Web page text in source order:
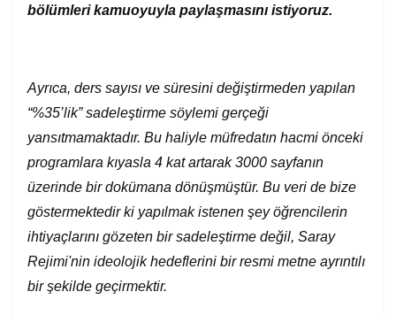
bölümleri kamuoyuyla paylaşmasını istiyoruz.
Ayrıca, ders sayısı ve süresini değiştirmeden yapılan
“%35’lik” sadeleştirme söylemi gerçeği
yansıtmamaktadır. Bu haliyle müfredatın hacmi önceki
programlara kıyasla 4 kat artarak 3000 sayfanın
üzerinde bir dokümana dönüşmüştür. Bu veri de bize
göstermektedir ki yapılmak istenen şeyöğrencilerin
ihtiyaçlarını gözeten bir sadeleştirme değil, Saray
Rejimi'nin ideolojik hedeflerini bir resmi metne ayrıntılı
bir şekilde geçirmektir.